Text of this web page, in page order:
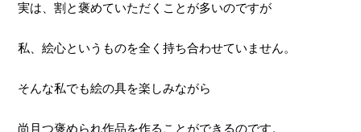
実は、割と褒めていただくことが多いのですが
私、絵心というものを全く持ち合わせていません。
そんな私でも絵の具を楽しみながら
尚且つ褒められ作品を作ることができるのです。